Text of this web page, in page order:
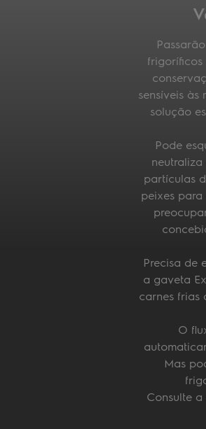
frigoríficos
sensíveis
solução
Pode
partículas
peixes para
Precisa de
a gaveta
carnes frias
O
Mas
Consulte